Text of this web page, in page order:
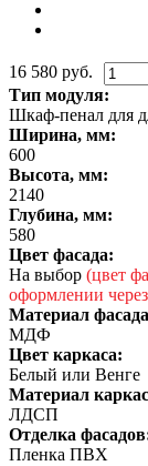
16 580 руб.
Тип модуля:
Шкаф-пенал для
Ширина, мм:
600
Высота, мм:
2140
Глубина, мм:
580
Цвет фасада:
На выбор (цвет
оформлении
Материал
МДФ
Цвет каркаса:
Белый или Венге
Материал
ЛДСП
Отделка
Пленка ПВХ